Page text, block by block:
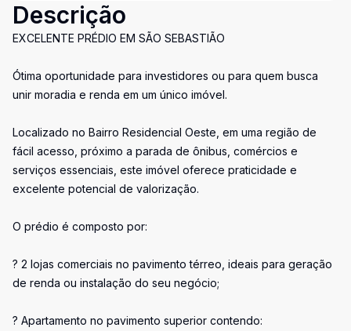
Descrição
EXCELENTE PRÉDIO EM SÃO SEBASTIÃO
Ótima oportunidade para investidores ou para quem busca
unir moradia e renda em um único imóvel.
Localizado no Bairro Residencial Oeste, em uma região de
fácil acesso, próximo a parada de ônibus, comércios e
serviços essenciais, este imóvel oferece praticidade e
excelente potencial de valorização.
O prédio é composto por:
? 2 lojas comerciais no pavimento térreo, ideais para geração
de renda ou instalação do seu negócio;
? Apartamento no pavimento superior contendo: